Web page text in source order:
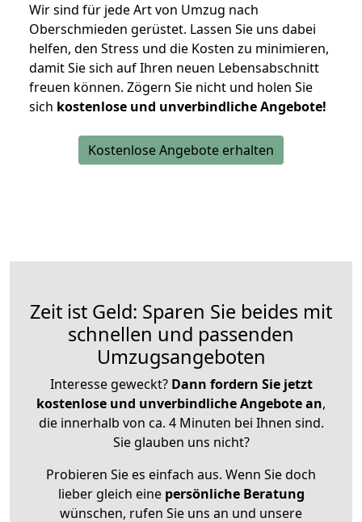
Wir sind für jede Art von Umzug nach
Oberschmieden gerüstet. Lassen Sie uns dabei
helfen, den Stress und die Kosten zu minimieren,
damit Sie sich auf Ihren neuen Lebensabschnitt
freuen können. Zögern Sie nicht und holen Sie
sich kostenlose und unverbindliche Angebote!
Kostenlose Angebote erhalten
Zeit ist Geld: Sparen Sie beides mit
schnellen und passenden
Umzugsangeboten
Interesse geweckt? Dann fordern Sie jetzt
kostenlose und unverbindliche Angebote an,
die innerhalb von ca. 4 Minuten bei Ihnen sind.
Sie glauben uns nicht?
Probieren Sie es einfach aus. Wenn Sie doch
lieber gleich eine persönliche Beratung
wünschen, rufen Sie uns an und unsere